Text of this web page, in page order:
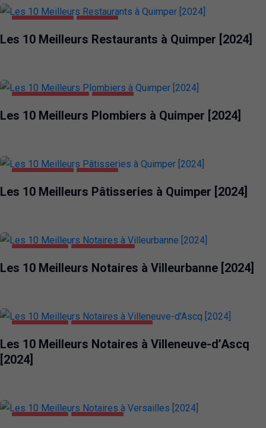
Les 10 Meilleurs Restaurants à Quimper [2024]
Les 10 Meilleurs Plombiers à Quimper [2024]
Les 10 Meilleurs Pâtisseries à Quimper [2024]
Les 10 Meilleurs Notaires à Villeurbanne [2024]
Les 10 Meilleurs Notaires à Villeneuve-d’Ascq
[2024]